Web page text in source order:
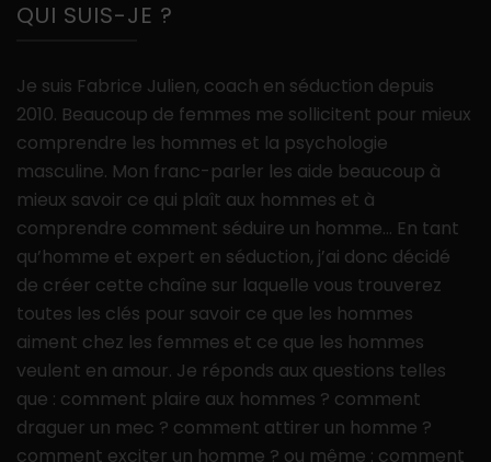
QUI SUIS-JE ?
Je suis Fabrice Julien, coach en séduction depuis
2010. Beaucoup de femmes me sollicitent pour mieux
comprendre les hommes et la psychologie
masculine. Mon franc-parler les aide beaucoup à
mieux savoir ce qui plaît aux hommes et à
comprendre comment séduire un homme… En tant
qu’homme et expert en séduction, j’ai donc décidé
de créer cette chaîne sur laquelle vous trouverez
toutes les clés pour savoir ce que les hommes
aiment chez les femmes et ce que les hommes
veulent en amour. Je réponds aux questions telles
que : comment plaire aux hommes ? comment
draguer un mec ? comment attirer un homme ?
comment exciter un homme ? ou même : comment